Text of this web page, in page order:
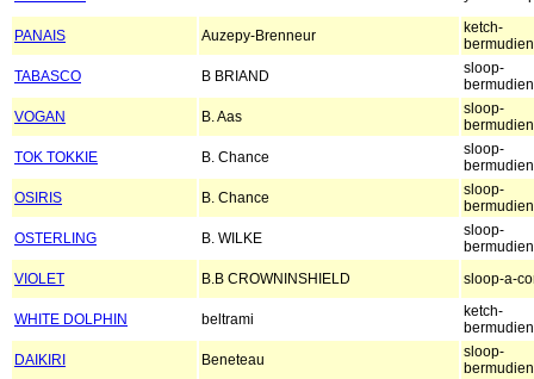
PANAIS Auzepy-Brenneur
ketch-
bermudien
TABASCO
B BRIAND
sloop-
bermudien
VOGAN
B. Aas
sloop-
bermudien
TOK TOKKIE
B. Chance
sloop-
bermudien
OSIRIS
B. Chance
sloop-
bermudien
OSTERLING
B. WILKE
sloop-
bermudien
VIOLET
B.B CROWNINSHIELD sloop-a-
WHITE DOLPHIN beltrami
ketch-
bermudien
DAIKIRI
Beneteau
sloop-
bermudien